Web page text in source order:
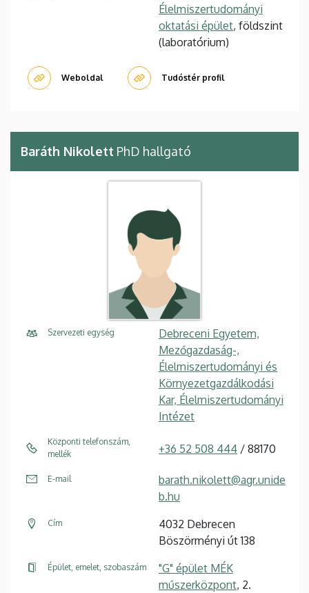
Élelmiszertudományi
oktatási épület, földszint
(laboratórium)
Weboldal Tudóstér profil
Baráth Nikolett PhD hallgató
Szervezeti egység
Debreceni Egyetem,
Mezőgazdaság-,
Élelmiszertudományi és
Környezetgazdálkodási
Kar, Élelmiszertudományi
Intézet
Központi telefonszám,
mellék
+36 52 508 444 / 88170
E-mail
barath.nikolett@agr.unide
b.hu
Cím
4032 Debrecen
Böszörményi út 138
Épület, emelet, szobaszám
"G" épület MÉK
műszerközpont, 2.